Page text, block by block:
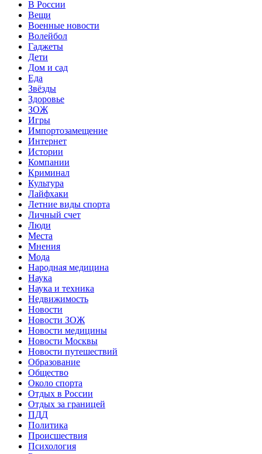
В России
Вещи
Военные новости
Волейбол
Гаджеты
Дети
Дом и сад
Еда
Звёзды
Здоровье
ЗОЖ
Игры
Импортозамещение
Интернет
Истории
Компании
Криминал
Культура
Лайфхаки
Летние виды спорта
Личный счет
Люди
Места
Мнения
Мода
Народная медицина
Наука
Наука и техника
Недвижимость
Новости
Новости ЗОЖ
Новости медицины
Новости Москвы
Новости путешествий
Образование
Общество
Около спорта
Отдых в России
Отдых за границей
ПДД
Политика
Происшествия
Психология